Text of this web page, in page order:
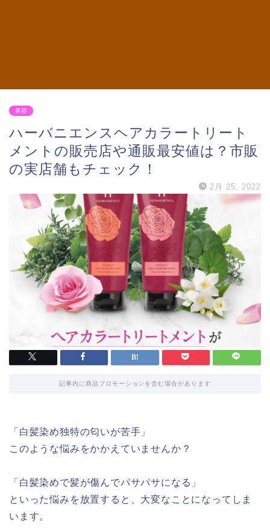
美容
ハーバニエンスヘアカラートリート
メントの販売店や通販最安値は？市販
の実店舗もチェック！
2月 25, 2022
記事内に商品プロモーションを含む場合があります
「白髪染め独特の匂いが苦手」
このような悩みをかかえていませんか？
「白髪染めで髪が傷んでパサパサになる」
といった悩みを放置すると、大変なことになってしま
います。